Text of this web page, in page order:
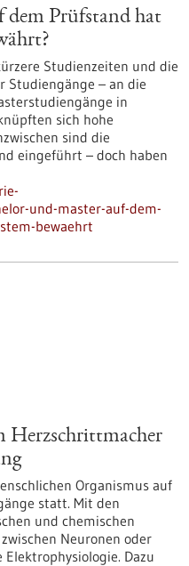
dem Prüfstand hat
Studienzeiten und die
Studiengänge – an die
in
sich hohe
sind die
eingeführt – doch haben
und-master-auf-dem-
bewaehrt
Herzschrittmacher
Organismus auf
statt. Mit den
und chemischen
Neuronen oder
Dazu